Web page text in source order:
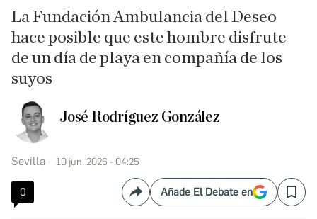
La Fundación Ambulancia del Deseo
hace posible que este hombre disfrute
de un día de playa en compañía de los
suyos
José Rodríguez González
Sevilla 10 jun. 2026 - 04:25
0 CompartirAñade El Debate en Save